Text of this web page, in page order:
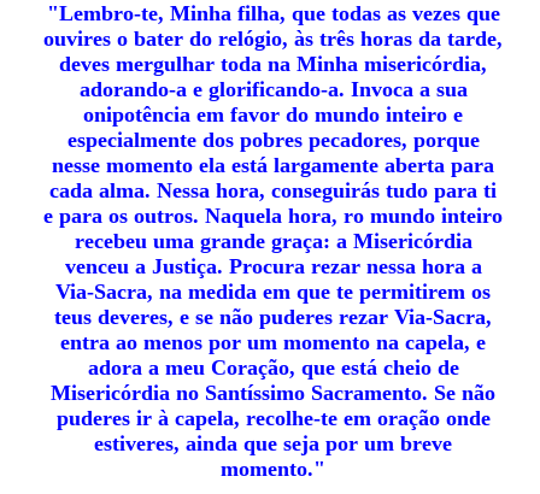
"Lembro-te, Minha filha, que todas as vezes que
ouvires o bater do relógio, às três horas da tarde,
deves mergulhar toda na Minha misericórdia,
adorando-a e glorificando-a. Invoca a sua
onipotência em favor do mundo inteiro e
especialmente dos pobres pecadores, porque
nesse momento ela está largamente aberta para
cada alma. Nessa hora, conseguirás tudo para ti
e para os outros. Naquela hora, ro mundo inteiro
recebeu uma grande graça: a Misericórdia
venceu a Justiça. Procura rezar nessa hora a
Via-Sacra, na medida em que te permitirem os
teus deveres, e se não puderes rezar Via-Sacra,
entra ao menos por um momento na capela, e
adora a meu Coração, que está cheio de
Misericórdia no Santíssimo Sacramento. Se não
puderes ir à capela, recolhe-te em oração onde
estiveres, ainda que seja por um breve
momento."